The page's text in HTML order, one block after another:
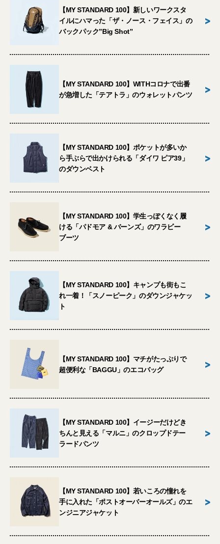
【MY STANDARD 100】新しいワークスタ
イルにハマった「ザ・ノース・フェイス」の
バックパック”Big Shot”
>
【MY STANDARD 100】WITHコロナで出番
が急増した「テアトラ」のウォレットパンツ
>
【MY STANDARD 100】ポケットが多いか
ら手ぶらで出かけられる「ダイワ ピア39」
のダウンベスト
>
【MY STANDARD 100】学生っぽくなく履
ける「パドモア & バーンズ」のワラビー
ブーツ
>
【MY STANDARD 100】キャンプも街もこ
れ一着！「スノーピーク」のダウンジャケッ
ト
>
【MY STANDARD 100】マチがたっぷりで
超便利な「BAGGU」のエコバッグ
>
【MY STANDARD 100】イージーだけどき
ちんと見える「マルニ」のクロップドテー
ラードパンツ
>
【MY STANDARD 100】若いころの憧れを
手に入れた「ポストオーバーオールズ」のエ
ンジニアジャケット
>